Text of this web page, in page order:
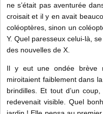
ne s’était pas aventurée
croisait et il y en avait
coléoptères, sinon un
Y. Quel paresseux celui-là,
des nouvelles de X.
Il y eut une ondée brève
miroitaient faiblement dans
brindilles. Et tout d’un
redevenait visible. Quel